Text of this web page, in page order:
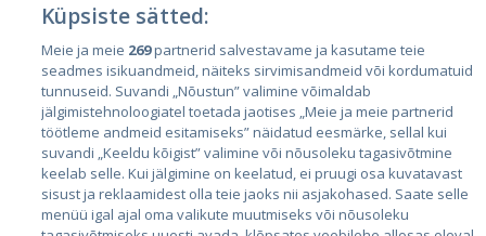
Страны
Эстония
Латвия
Литва
Küpsiste sätted:
Meie ja meie 269partnerid salvestavame ja kasutame teie
seadmes isikuandmeid, näiteks sirvimisandmeid või kordumatuid
tunnuseid. Suvandi „Nõustun” valimine võimaldab
jälgimistehnoloogiatel toetada jaotises „Meie ja meie partnerid
töötleme andmeid esitamiseks” näidatud eesmärke, sellal kui
suvandi „Keeldu kõigist” valimine või nõusoleku tagasivõtmine
keelab selle. Kui jälgimine on keelatud, ei pruugi osa kuvatavast
sisust ja reklaamidest olla teie jaoks nii asjakohased. Saate selle
menüü igal ajal oma valikute muutmiseks või nõusoleku